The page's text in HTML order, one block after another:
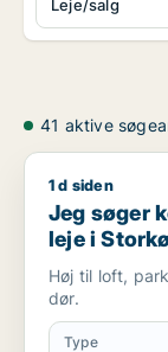
Leje/salg
41 aktive
Jeg søger
1 d siden
Jeg søger
leje i
Høj til loft,
dør.
Type